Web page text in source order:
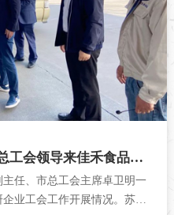
凝心聚力谋发展丨嘉兴市总工会领导来佳禾食品职工之家调研
任、市总工会主席卓卫明一
业工会工作开展情况。苏州